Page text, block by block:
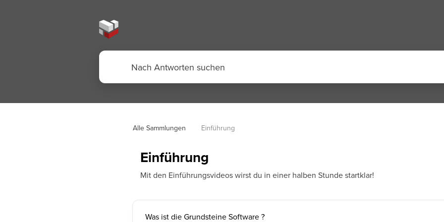
Alle Sammlungen Einführung
Einführung
Mit den Einführungsvideos wirst du in einer halben Stunde startklar!
Was ist die Grundsteine Software ?